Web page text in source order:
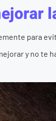
para
y no te